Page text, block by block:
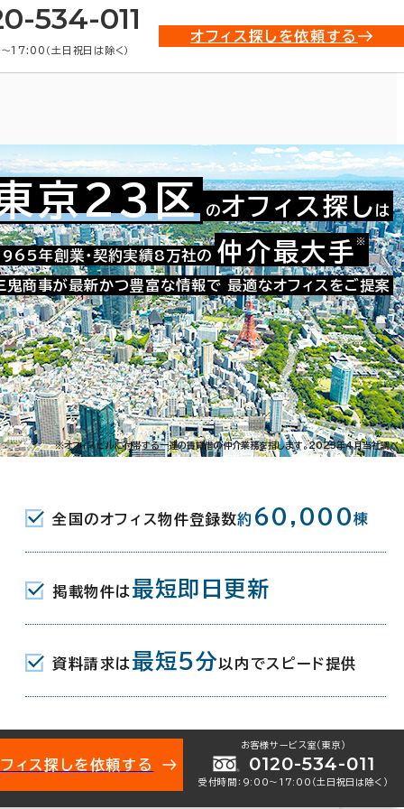
534-011
17:00（土日祝日は除く）
オフィス探しを依頼する
お問い合わせ番号：021-04919
5-4
りかもめ) 東側エレベータ出入口 4
烏森口 6分
1階建
京23区 のオフィス探し は
年創業・契約実績8万社の 仲介最大手 ※
鬼商事が最新かつ豊富な情報で 最適なオフィスをご提案
※オフィスビルに付帯する一連の賃貸借の仲介業務を指します。2023年4月当社調べ
全国のオフィス物件登録数約 60,000棟
掲載物件は 最短即日更新
資料請求は 最短5分 以内でスピード提供
ィス探しを依頼する
お客様サービス室（東京）
0120-534-011
受付時間：9:00〜17:00（土日祝日は除く）